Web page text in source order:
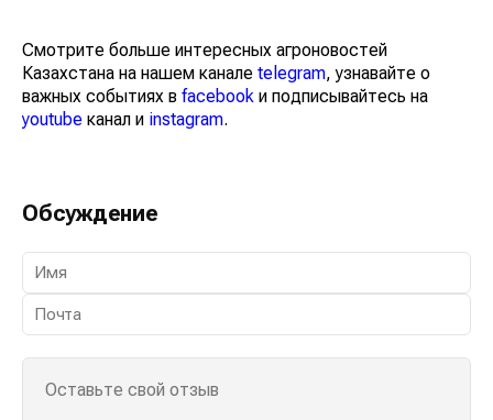
Смотрите больше интересных агроновостей
Казахстана на нашем канале telegram, узнавайте о
важных событиях в facebook и подписывайтесь на
youtube канал и instagram.
Обсуждение